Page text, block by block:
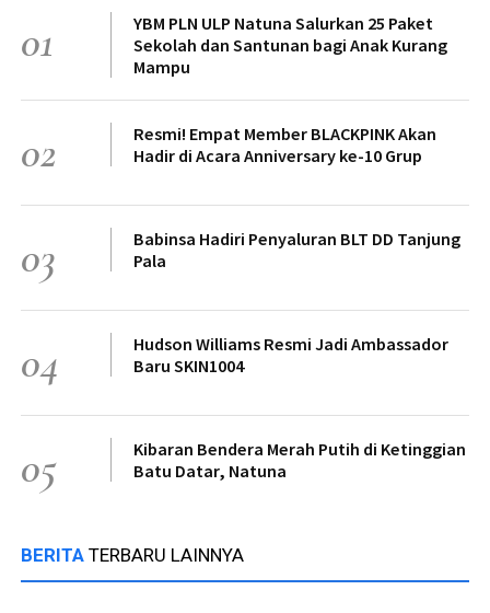
01
YBM PLN ULP Natuna Salurkan 25 Paket
Sekolah dan Santunan bagi Anak Kurang
Mampu
02
Resmi! Empat Member BLACKPINK Akan
Hadir di Acara Anniversary ke-10 Grup
03
Babinsa Hadiri Penyaluran BLT DD Tanjung
Pala
04
Hudson Williams Resmi Jadi Ambassador
Baru SKIN1004
05
Kibaran Bendera Merah Putih di Ketinggian
Batu Datar, Natuna
BERITA TERBARU LAINNYA